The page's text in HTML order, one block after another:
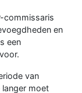
commissaris
en
een
van
moet